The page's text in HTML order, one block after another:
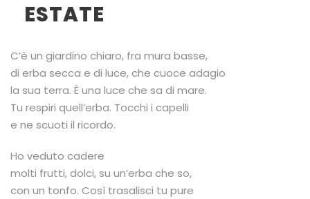
ESTATE
C’è un giardino chiaro, fra mura basse,
di erba secca e di luce, che cuoce adagio
la sua terra. È una luce che sa di mare.
Tu respiri quell’erba. Tocchi i capelli
e ne scuoti il ricordo.
Ho veduto cadere
molti frutti, dolci, su un’erba che so,
con un tonfo. Così trasalisci tu pure